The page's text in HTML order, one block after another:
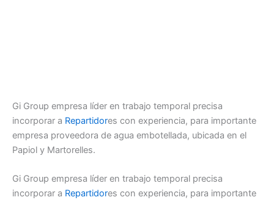
Gi Group empresa líder en trabajo temporal precisa
incorporar a Repartidores con experiencia, para importante
empresa proveedora de agua embotellada, ubicada en el
Papiol y Martorelles.
Gi Group empresa líder en trabajo temporal precisa
incorporar a Repartidores con experiencia, para importante